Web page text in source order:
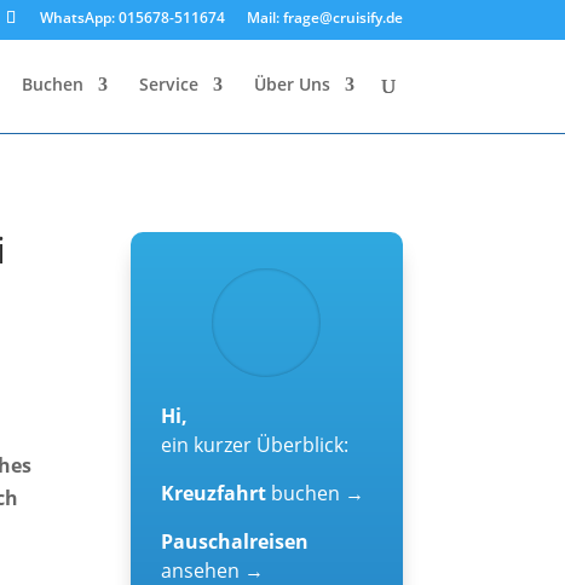
WhatsApp: 015678-511674 Mail: frage@cruisify.de
Buchen Service Über Uns
Hi,
ein kurzer Überblick:
Kreuzfahrt buchen →
Pauschalreisen
ansehen →